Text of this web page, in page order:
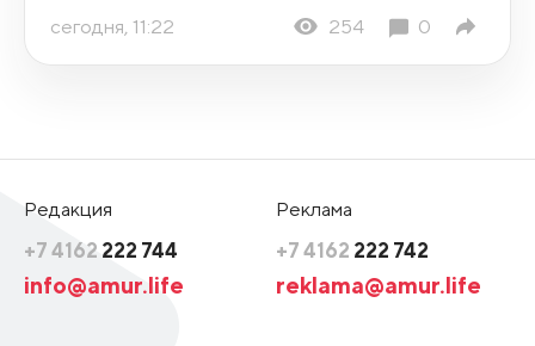
сегодня, 11:22 254 0
Редакция
+7 4162 222 744
info@amur.life
Реклама
+7 4162 222 742
reklama@amur.life